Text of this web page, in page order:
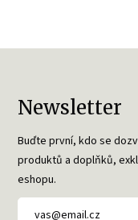
Newsletter
Buďte první, kdo se
produktů a doplňků,
eshopu.